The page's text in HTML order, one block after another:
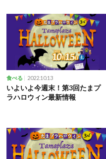
食べる 2022.10.13
いよいよ今週末！第3回たまプ
ラハロウィン最新情報